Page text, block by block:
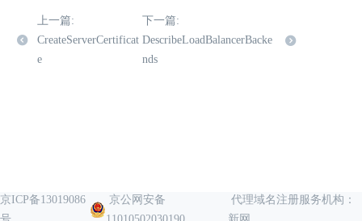
上一篇:
CreateServerCertificat
e
下一篇:
DescribeLoadBalancerBacke
nds
京ICP备13019086
京公网安备
代理域名注册服务机构：